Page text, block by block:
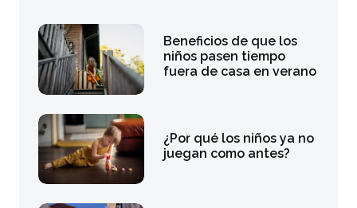
Beneficios de que los
niños pasen tiempo
fuera de casa en verano
¿Por qué los niños ya no
juegan como antes?